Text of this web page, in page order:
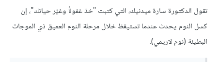
تقول الدكتورة سارة ميدنيك، التي كتبت "خذ غفوةً وغيّر حياتك"، إن
كسل النوم يحدث عندما تستيقظ خلال مرحلة النوم العميق ذي الموجات
البطيئة (نوم لاريمي).